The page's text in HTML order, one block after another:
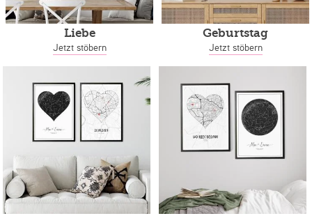
Liebe
Jetzt stöbern
Geburtstag
Jetzt stöbern